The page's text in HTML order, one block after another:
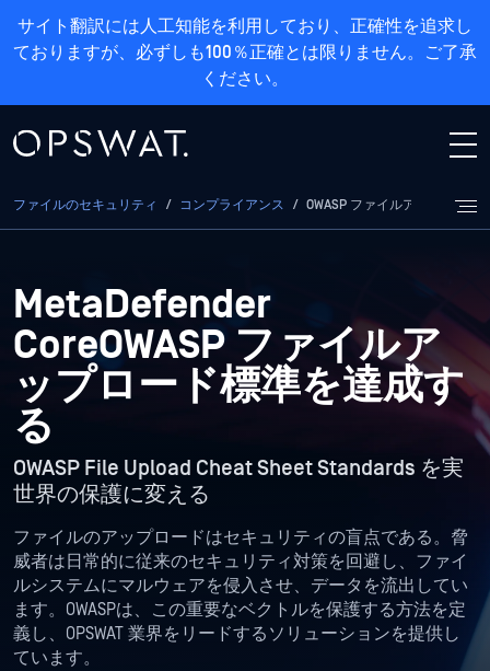
サイト翻訳には人工知能を利用しており、正確性を追求し
ておりますが、必ずしも100％正確とは限りません。ご了承
ください。
ファイルのセキュリティ / コンプライアンス / OWASP ファイルアップロード
MetaDefender
CoreOWASP ファイルア
ップロード標準を達成す
る
OWASP File Upload Cheat Sheet Standards を実
世界の保護に変える
ファイルのアップロードはセキュリティの盲点である。脅
威者は日常的に従来のセキュリティ対策を回避し、ファイ
ルシステムにマルウェアを侵入させ、データを流出してい
ます。OWASPは、この重要なベクトルを保護する方法を定
義し、OPSWAT 業界をリードするソリューションを提供し
ています。